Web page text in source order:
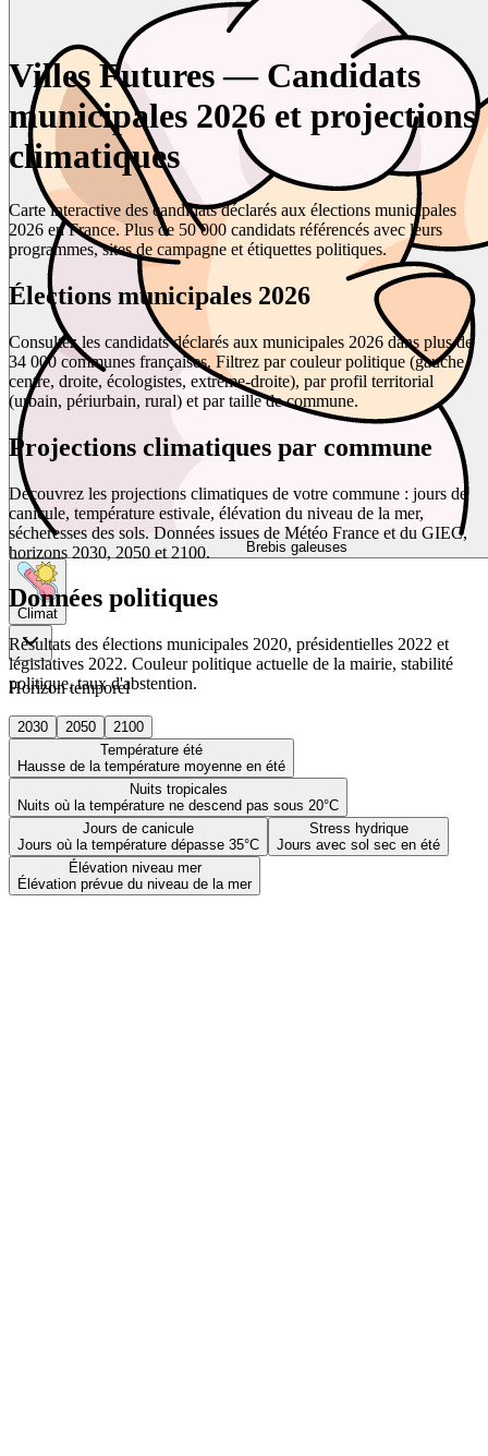
Brebis galeuses
Climat
Horizon temporel
2030 2050
2100
Température été
Hausse de la température moyenne en été
Nuits tropicales
Nuits où la température ne descend pas sous 20°C
Jours de canicule
Jours où la température dépasse 35°C
Stress hydrique
Jours avec sol sec en été
Élévation niveau mer
Élévation prévue du niveau de la mer
Villes Futures — Candidats
municipales 2026 et projections
climatiques
Carte interactive des candidats déclarés aux élections municipales
2026 en France. Plus de 50 000 candidats référencés avec leurs
programmes, sites de campagne et étiquettes politiques.
Élections municipales 2026
Consultez les candidats déclarés aux municipales 2026 dans plus de
34 000 communes françaises. Filtrez par couleur politique (gauche,
centre, droite, écologistes, extrême-droite), par profil territorial
(urbain, périurbain, rural) et par taille de commune.
Projections climatiques par commune
Découvrez les projections climatiques de votre commune : jours de
canicule, température estivale, élévation du niveau de la mer,
sécheresses des sols. Données issues de Météo France et du GIEC,
horizons 2030, 2050 et 2100.
Données politiques
Résultats des élections municipales 2020, présidentielles 2022 et
législatives 2022. Couleur politique actuelle de la mairie, stabilité
politique, taux d'abstention.